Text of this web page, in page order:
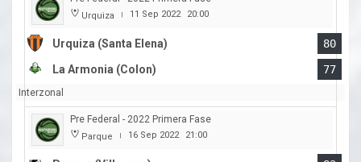
Urquiza | 11 Sep 2022 20:00
Urquiza (Santa Elena)
80
La Armonia (Colon)
77
Interzonal
Pre Federal - 2022 Primera Fase
Parque | 16 Sep 2022 21:00